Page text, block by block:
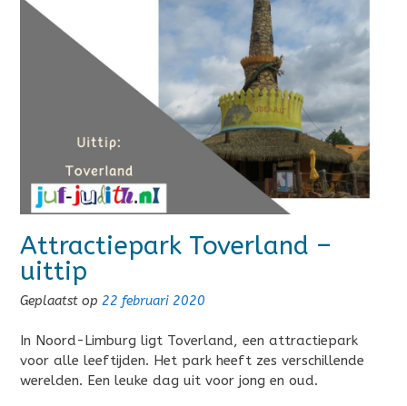
Attractiepark Toverland –
uittip
Geplaatst op 22 februari 2020
In Noord-Limburg ligt Toverland, een attractiepark
voor alle leeftijden. Het park heeft zes verschillende
werelden. Een leuke dag uit voor jong en oud.